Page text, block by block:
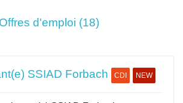
Offres d'emploi (18)
SSIAD Forbach CDI NEW